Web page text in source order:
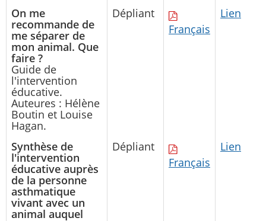
On me
recommande de
me séparer de
mon animal. Que
faire ?
Guide de
l'intervention
éducative.
Auteures : Hélène
Boutin et Louise
Hagan.
Dépliant
Français
Lien
Synthèse de
l'intervention
éducative auprès
de la personne
asthmatique
vivant avec un
animal auquel
Dépliant
Français
Lien